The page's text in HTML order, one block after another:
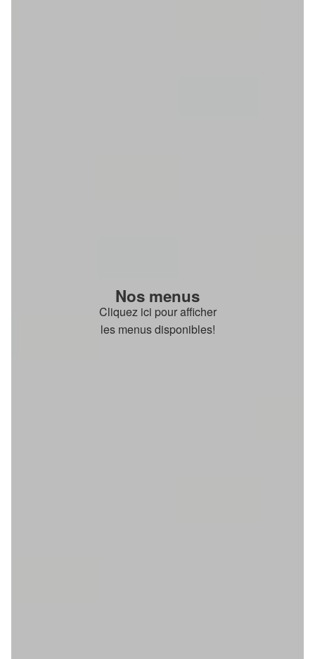
Nos menus
Cliquez ici pour afficher
les menus disponibles!